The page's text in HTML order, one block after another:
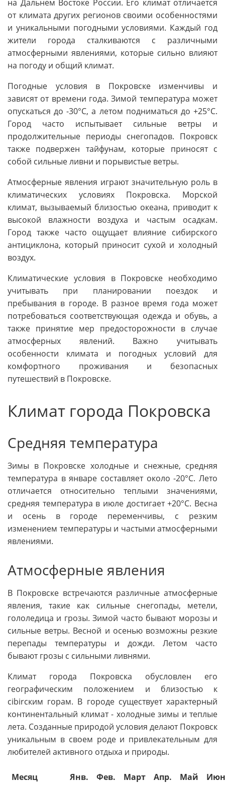
на Дальнем Востоке России. Его климат отличается
от климата других регионов своими особенностями
и уникальными погодными условиями. Каждый год
жители города сталкиваются с различными
атмосферными явлениями, которые сильно влияют
на погоду и общий климат.
Погодные условия в Покровске изменчивы и
зависят от времени года. Зимой температура может
опускаться до -30°C, а летом подниматься до +25°C.
Город часто испытывает сильные ветры и
продолжительные периоды снегопадов. Покровск
также подвержен тайфунам, которые приносят с
собой сильные ливни и порывистые ветры.
Атмосферные явления играют значительную роль в
климатических условиях Покровска. Морской
климат, вызываемый близостью океана, приводит к
высокой влажности воздуха и частым осадкам.
Город также часто ощущает влияние сибирского
антициклона, который приносит сухой и холодный
воздух.
Климатические условия в Покровске необходимо
учитывать при планировании поездок и
пребывания в городе. В разное время года может
потребоваться соответствующая одежда и обувь, а
также принятие мер предосторожности в случае
атмосферных явлений. Важно учитывать
особенности климата и погодных условий для
комфортного проживания и безопасных
путешествий в Покровске.
Климат города Покровска
Средняя температура
Зимы в Покровске холодные и снежные, средняя
температура в январе составляет около -20°C. Лето
отличается относительно теплыми значениями,
средняя температура в июле достигает +20°C. Весна
и осень в городе переменчивы, с резким
изменением температуры и частыми атмосферными
явлениями.
Атмосферные явления
В Покровске встречаются различные атмосферные
явления, такие как сильные снегопады, метели,
гололедица и грозы. Зимой часто бывают морозы и
сильные ветры. Весной и осенью возможны резкие
перепады температуры и дожди. Летом часто
бывают грозы с сильными ливнями.
Климат города Покровска обусловлен его
географическим положением и близостью к
сibirским горам. В городе существует характерный
континентальный климат - холодные зимы и теплые
лета. Созданные природой условия делают Покровск
уникальным в своем роде и привлекательным для
любителей активного отдыха и природы.
Месяц Янв. Фев. Март Апр. Май